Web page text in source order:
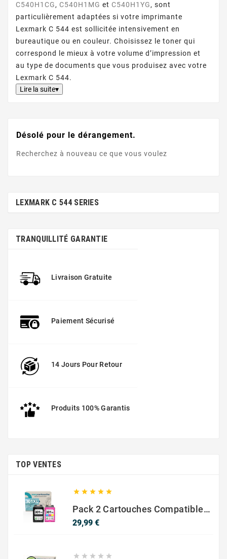
C540H1CG, C540H1MG et C540H1YG, sont
particulièrement adaptées si votre imprimante
Lexmark C 544 est sollicitée intensivement en
bureautique ou en couleur. Choisissez le toner qui
correspond le mieux à votre volume d’impression et
au type de documents que vous produisez avec votre
Lexmark C 544.
Lire la suite▾
Désolé pour le dérangement.
Recherchez à nouveau ce que vous voulez
LEXMARK C 544 SERIES
TRANQUILLITÉ GARANTIE
Livraison Gratuite
Paiement Sécurisé
14 Jours Pour Retour
Produits 100% Garantis
TOP VENTES
    
Pack 2 Cartouches Compatible Avec HP 301 XL Noir Et Couleur
29,99 €Prix
    